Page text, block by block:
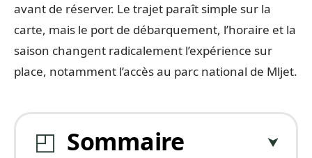
avant de réserver. Le trajet paraît simple sur la
carte, mais le port de débarquement, l’horaire et la
saison changent radicalement l’expérience sur
place, notamment l’accès au parc national de Mljet.
Sommaire